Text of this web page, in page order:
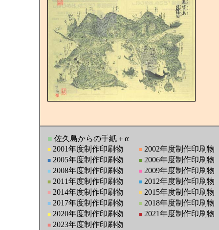
■ 佐久島からの手紙＋α
■ 2001年度制作印刷物 ■ 2002年度制作印刷物
■ 2005年度制作印刷物 ■ 2006年度制作印刷物
■ 2008年度制作印刷物 ■ 2009年度制作印刷物
■ 2011年度制作印刷物 ■ 2012年度制作印刷物
■ 2014年度制作印刷物 ■ 2015年度制作印刷物
■ 2017年度制作印刷物 ■ 2018年度制作印刷物
■ 2020年度制作印刷物 ■ 2021年度制作印刷物
■ 2023年度制作印刷物